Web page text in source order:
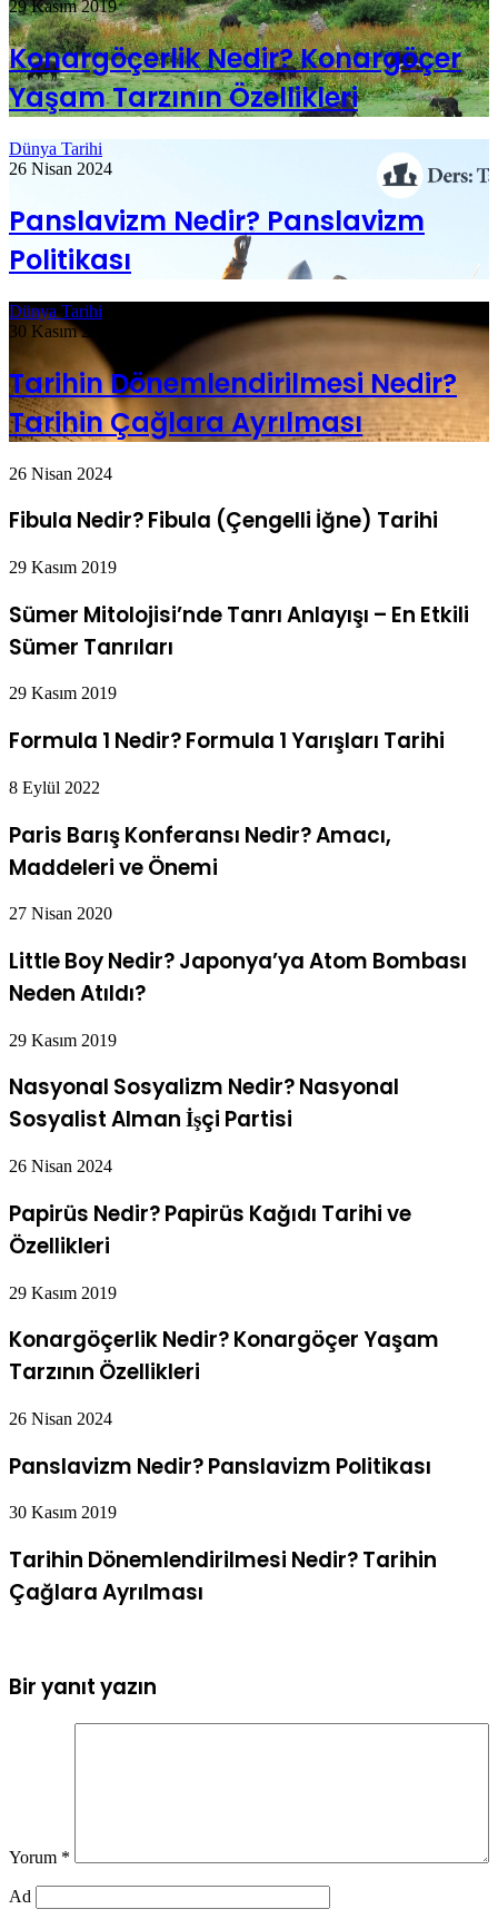
29 Kasım 2019
Konargöçerlik Nedir? Konargöçer
Yaşam Tarzının Özellikleri
Dünya Tarihi
26 Nisan 2024
Panslavizm Nedir? Panslavizm
Politikası
Dünya Tarihi
30 Kasım 2019
Tarihin Dönemlendirilmesi Nedir?
Tarihin Çağlara Ayrılması
26 Nisan 2024
Fibula Nedir? Fibula (Çengelli İğne) Tarihi
29 Kasım 2019
Sümer Mitolojisi’nde Tanrı Anlayışı – En Etkili
Sümer Tanrıları
29 Kasım 2019
Formula 1 Nedir? Formula 1 Yarışları Tarihi
8 Eylül 2022
Paris Barış Konferansı Nedir? Amacı,
Maddeleri ve Önemi
27 Nisan 2020
Little Boy Nedir? Japonya’ya Atom Bombası
Neden Atıldı?
29 Kasım 2019
Nasyonal Sosyalizm Nedir? Nasyonal
Sosyalist Alman İşçi Partisi
26 Nisan 2024
Papirüs Nedir? Papirüs Kağıdı Tarihi ve
Özellikleri
29 Kasım 2019
Konargöçerlik Nedir? Konargöçer Yaşam
Tarzının Özellikleri
26 Nisan 2024
Panslavizm Nedir? Panslavizm Politikası
30 Kasım 2019
Tarihin Dönemlendirilmesi Nedir? Tarihin
Çağlara Ayrılması
Bir yanıt yazın
Yorum *
Ad